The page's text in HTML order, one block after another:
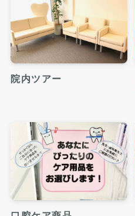
院内ツアー